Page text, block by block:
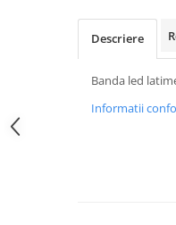
Descriere
Banda led
Informatii